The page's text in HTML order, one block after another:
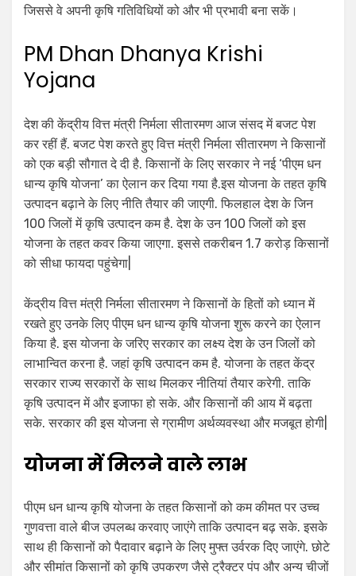
जिससे वे अपनी कृषि गतिविधियों को और भी प्रभावी बना सकें।
PM Dhan Dhanya Krishi
Yojana
देश की केंद्रीय वित्त मंत्री निर्मला सीतारमण आज संसद में बजट पेश
कर रहीं हैं. बजट पेश करते हुए वित्त मंत्री निर्मला सीतारमण ने किसानों
को एक बड़ी सौगात दे दी है. किसानों के लिए सरकार ने नई ‘पीएम धन
धान्य कृषि योजना’ का ऐलान कर दिया गया है.इस योजना के तहत कृषि
उत्पादन बढ़ाने के लिए नीति तैयार की जाएगी. फिलहाल देश के जिन
100 जिलों में कृषि उत्पादन कम है. देश के उन 100 जिलों को इस
योजना के तहत कवर किया जाएगा. इससे तकरीबन 1.7 करोड़ किसानों
को सीधा फायदा पहुंचेगा|
केंद्रीय वित्त मंत्री निर्मला सीतारमण ने किसानों के हितों को ध्यान में
रखते हुए उनके लिए पीएम धन धान्य कृषि योजना शुरू करने का ऐलान
किया है. इस योजना के जरिए सरकार का लक्ष्य देश के उन जिलों को
लाभान्वित करना है. जहां कृषि उत्पादन कम है. योजना के तहत केंद्र
सरकार राज्य सरकारों के साथ मिलकर नीतियां तैयार करेगी. ताकि
कृषि उत्पादन में और इजाफा हो सके. और किसानों की आय में बढ़ता
सके. सरकार की इस योजना से ग्रामीण अर्थव्यवस्था और मजबूत होगी|
योजना में मिलने वाले लाभ
पीएम धन धान्य कृषि योजना के तहत किसानों को कम कीमत पर उच्च
गुणवत्ता वाले बीज उपलब्ध करवाए जाएंगे ताकि उत्पादन बढ़ सके. इसके
साथ ही किसानों को पैदावार बढ़ाने के लिए मुफ्त उर्वरक दिए जाएंगे. छोटे
और सीमांत किसानों को कृषि उपकरण जैसे ट्रैक्टर पंप और अन्य चीजों